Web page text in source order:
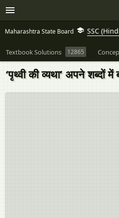
Maharashtra State Board SSC
Textbook Solutions 12865
‘पृथ्वी की व्यथा’ अपने शब्दों